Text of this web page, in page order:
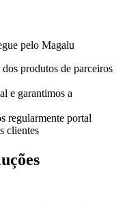
pelo Magalu
produtos de parceiros
e garantimos a
regularmente portal
clientes